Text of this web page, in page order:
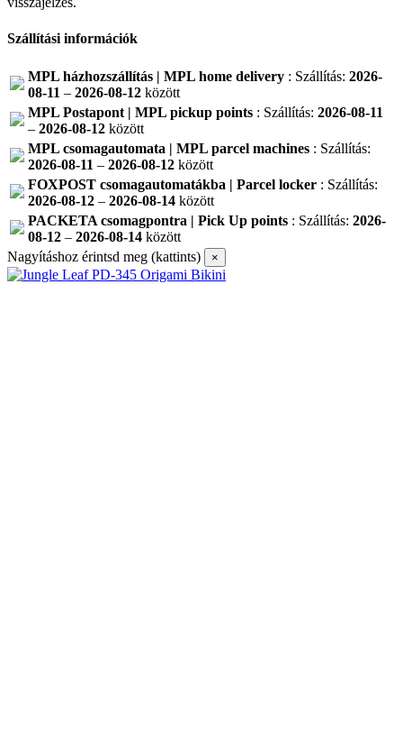
Szállítási információk
MPL házhozszállítás | MPL home delivery : Szállítás: 2026-
08-11 – 2026-08-12 között
MPL Postapont | MPL pickup points : Szállítás: 2026-08-11
– 2026-08-12 között
MPL csomagautomata | MPL parcel machines : Szállítás:
2026-08-11 – 2026-08-12 között
FOXPOST csomagautomatákba | Parcel locker : Szállítás:
2026-08-12 – 2026-08-14 között
PACKETA csomagpontra | Pick Up points : Szállítás: 2026-
08-12 – 2026-08-14 között
Nagyításhoz érintsd meg (kattints)
×